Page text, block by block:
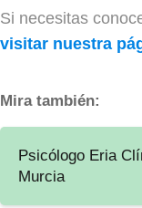
Si necesitas
visitar nuestra
Mira también:
Psicólogo Eria
Murcia